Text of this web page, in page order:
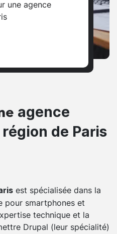
une agence
agence
de Paris
est spécialisée dans la
pour smartphones et
technique et la
Drupal (leur spécialité)